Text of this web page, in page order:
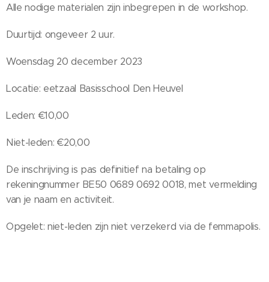
Alle nodige materialen zijn inbegrepen in de workshop.
Duurtijd: ongeveer 2 uur.
Woensdag 20 december 2023
Locatie: eetzaal Basisschool Den Heuvel
Leden: €10,00
Niet-leden: €20,00
De inschrijving is pas definitief na betaling op
rekeningnummer BE50 0689 0692 0018, met vermelding
van je naam en activiteit.
Opgelet: niet-leden zijn niet verzekerd via de femmapolis.